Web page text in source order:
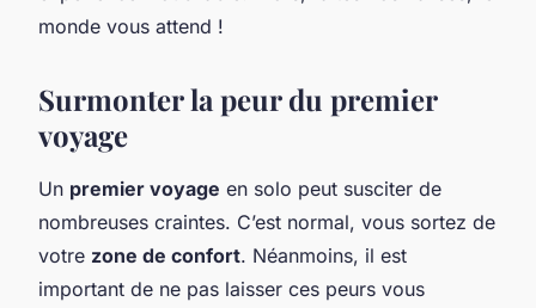
monde vous attend !
Surmonter la peur du premier
voyage
Un premier voyage en solo peut susciter de
nombreuses craintes. C’est normal, vous sortez de
votre zone de confort. Néanmoins, il est
important de ne pas laisser ces peurs vous